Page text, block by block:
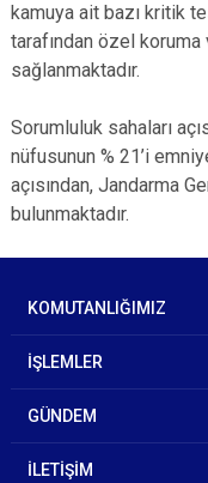
kamuya ait bazı kritik
tarafından özel
sağlanmaktadır.
Sorumluluk sahaları
nüfusunun % 21’i
açısından, Jandarma
bulunmaktadır.
KOMUTANLIĞIMIZ
İŞLEMLER
GÜNDEM
İLETİŞİM